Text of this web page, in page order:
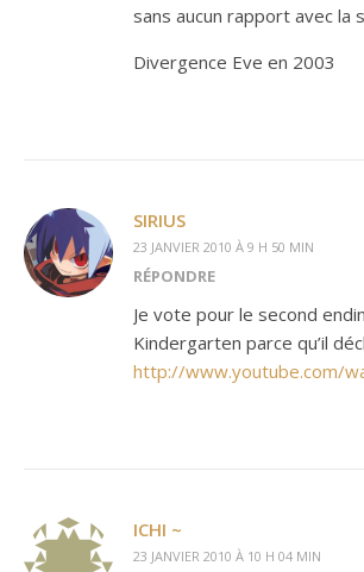
sans aucun rapport avec la
Divergence Eve en 2003
SIRIUS
23 JANVIER 2010 À 9 H 50 MIN
RÉPONDRE
Je vote pour le second
Kindergarten parce qu’il
http://www.youtube.com/
ICHI ~
23 JANVIER 2010 À 10 H 04 MIN